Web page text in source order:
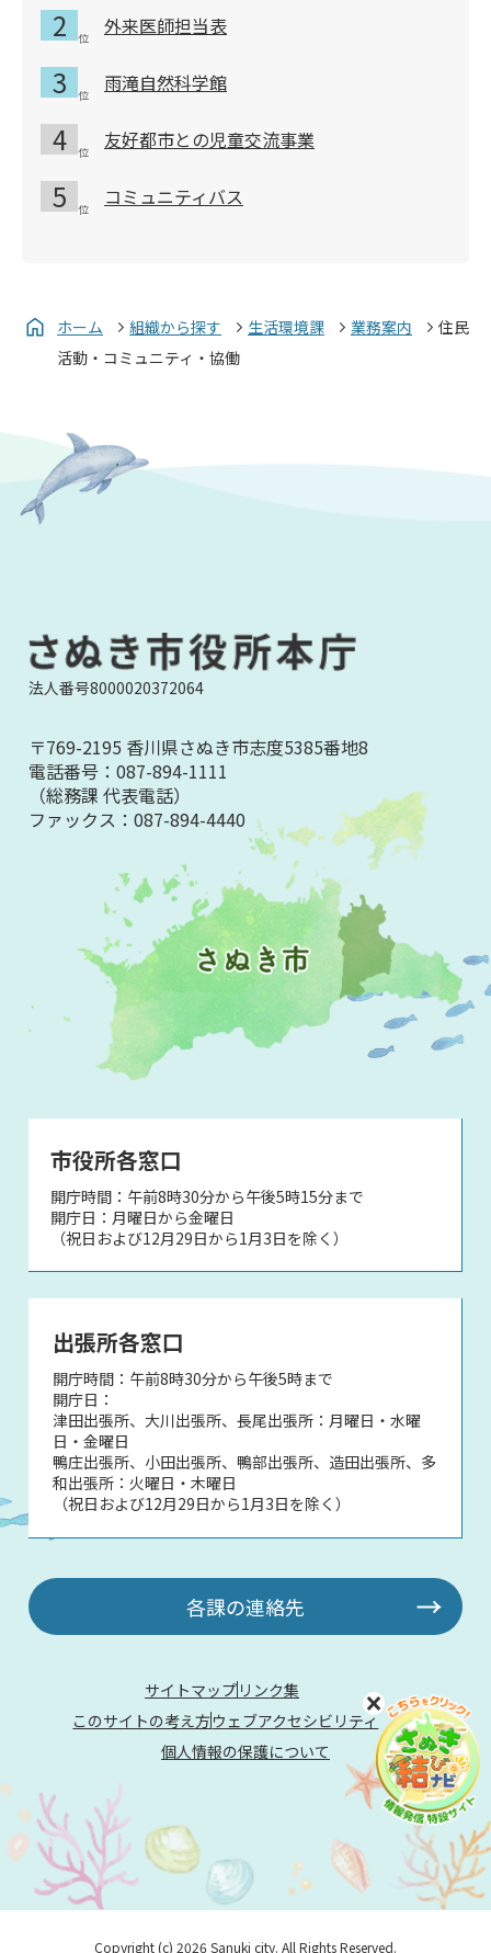
外来医師担当表
雨滝自然科学館
友好都市との児童交流事業
コミュニティバス
ホーム 組織から探す 生活環境課 業務案内
住民
活動・コミュニティ・協働
法人番号8000020372064
〒769-2195 香川県さぬき市志度5385番地8
電話番号：087-894-1111
（総務課 代表電話）
ファックス：087-894-4440
市役所各窓口
開庁時間：午前8時30分から午後5時15分まで
開庁日：月曜日から金曜日
（祝日および12月29日から1月3日を除く）
出張所各窓口
開庁時間：午前8時30分から午後5時まで
開庁日：
津田出張所、大川出張所、長尾出張所：月曜日・水曜
日・金曜日
鴨庄出張所、小田出張所、鴨部出張所、造田出張所、多
和出張所：火曜日・木曜日
（祝日および12月29日から1月3日を除く）
各課の連絡先
サイトマップ リンク集
このサイトの考え方ウェブアクセシビリティ
個人情報の保護について
Copyright (c) 2026 Sanuki city. All Rights Reserved.